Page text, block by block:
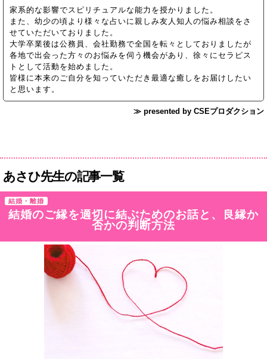
家系的な影響でスピリチュアルな能力を授かりました。
また、幼少の頃より様々な占いに親しみ友人知人の悩み相談をさ
せていただいておりました。
大学卒業後は公務員、会社勤務で全国を転々としておりましたが
各地で出会った方々のお悩みを伺う機会があり、徐々にセラピス
トとして活動を始めました。
皆様に本来のご自分を知っていただき最適な癒しをお届けしたい
と思います。
≫ presented by CSEプロダクション
あさひ先生の記事一覧
結婚・離婚
結婚のご縁を適切に結ぶためのお話と、良縁か
否かの判断方法